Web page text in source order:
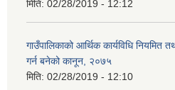
मिति: 02/28/2019 - 12:12
गाउँपालिकाको आर्थिक कार्यविधि नियमित
गर्न बनेको कानून, २०७५
मिति: 02/28/2019 - 12:10